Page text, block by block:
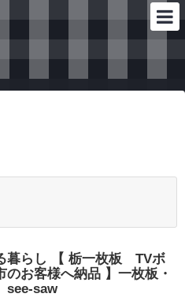
暮らし 【 栃一枚板 TVボ
お客様へ納品 】一枚板・
saw